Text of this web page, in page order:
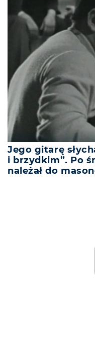
Jego gitarę
i brzydkim”. Po
należał do